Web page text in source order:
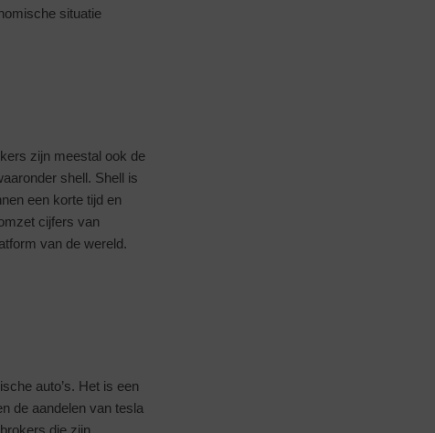
situatie
zijn meestal ook de
shell. Shell is
een korte tijd en
cijfers van
van de wereld.
auto’s. Het is een
de aandelen van tesla
die zijn